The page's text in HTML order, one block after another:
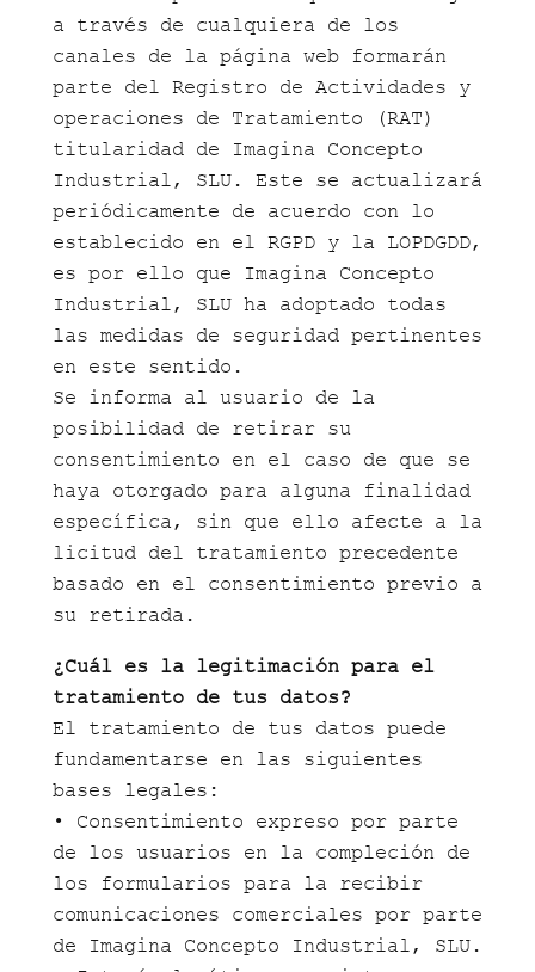
a través de cualquiera de los
canales de la página web formarán
parte del Registro de Actividades y
operaciones de Tratamiento (RAT)
titularidad de Imagina Concepto
Industrial, SLU. Este se actualizará
periódicamente de acuerdo con lo
establecido en el RGPD y la LOPDGDD,
es por ello que Imagina Concepto
Industrial, SLU ha adoptado todas
las medidas de seguridad pertinentes
en este sentido.
Se informa al usuario de la
posibilidad de retirar su
consentimiento en el caso de que se
haya otorgado para alguna finalidad
específica, sin que ello afecte a la
licitud del tratamiento precedente
basado en el consentimiento previo a
su retirada.
¿Cuál es la legitimación para el
tratamiento de tus datos?
El tratamiento de tus datos puede
fundamentarse en las siguientes
bases legales:
• Consentimiento expreso por parte
de los usuarios en la compleción de
los formularios para la recibir
comunicaciones comerciales por parte
de Imagina Concepto Industrial, SLU.